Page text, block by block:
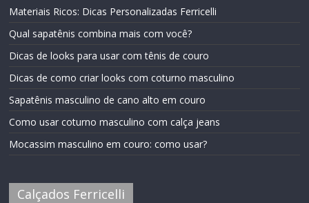
Materiais Ricos: Dicas Personalizadas Ferricelli
Qual sapatênis combina mais com você?
Dicas de looks para usar com tênis de couro
Dicas de como criar looks com coturno masculino
Sapatênis masculino de cano alto em couro
Como usar coturno masculino com calça jeans
Mocassim masculino em couro: como usar?
Calçados Ferricelli